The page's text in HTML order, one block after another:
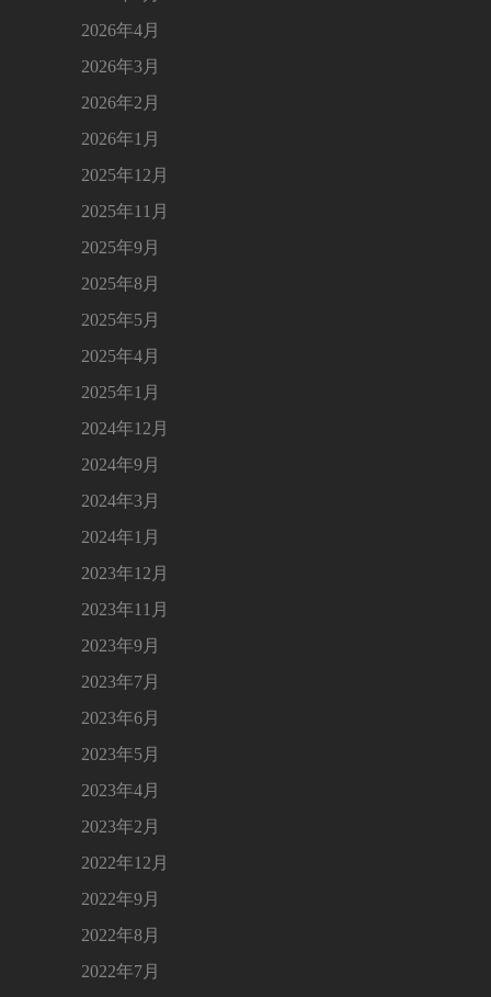
2026年4月
2026年3月
2026年2月
2026年1月
2025年12月
2025年11月
2025年9月
2025年8月
2025年5月
2025年4月
2025年1月
2024年12月
2024年9月
2024年3月
2024年1月
2023年12月
2023年11月
2023年9月
2023年7月
2023年6月
2023年5月
2023年4月
2023年2月
2022年12月
2022年9月
2022年8月
2022年7月